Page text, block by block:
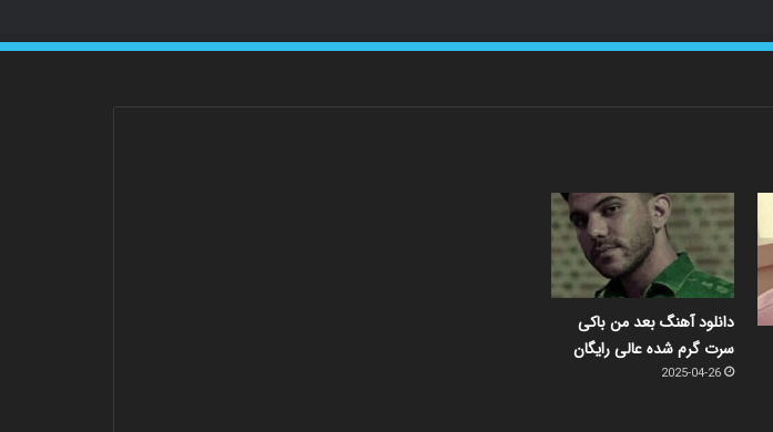
دانلود آهنگ بعد من باکی
سرت گرم شده عالی رایگان
2025-04-26